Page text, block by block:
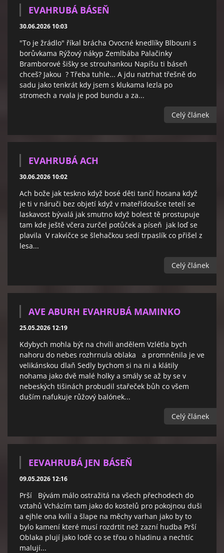
EVAHRUBÁ BÁSEŇ
30.06.2026 10:03
"To je žrádlo" říkal brácha Ovocné knedlíky Blbouni s
borůvkama Rýžový nákyp Zemlbába Palačinky
Bramborové šišky se strouhankou Napíšu ti báseň
chceš? Jakou ? Třeba tuhle... A jdu natrhat třešně do
sadu jako tenkrát kdy jsem s klukama lezla po
stromech a rvala je pod bundu a za...
Celý článek
EVAHRUBÁ ACH
30.06.2026 10:02
Ach bože jak teskno když bosé děti tančí hosana když
je ti v náruči bez objetí když v mateřídoušce tetelí se
laskavost bývalá jak smutno když bolest tě prostupuje
tam kde ještě včera zurčel potůček a píseň jak loď se
plavila V rakvičce se šlehačkou sedí trpaslík co přišel z
lesa...
Celý článek
AVE ABURH EVAHRUBÁ MAMINKO
25.05.2026 12:19
Kdybych mohla být na chvíli andělem Vzlétla bych
nahoru do nebes rozhrnula oblaka a promněnila je ve
velikánskou dlaň Sedly bychom si na ni a klátily
nohama jako dvě malé holky a smály se až by se v
nebeských tišinách probudil stařeček bůh co všem
duším nafukuje růžový balónek...
Celý článek
EEVAHRUBÁ JEN BÁSEŇ
09.05.2026 12:16
Prší Bývám málo ostražitá na všech přechodech do
vztahů Vcházím tam jako do kostelů pro pokojnou duši
a ejhle ona kvílí a šlape na měchy varhan jako by to
bylo kamení které musí rozdrtit než zazní hudba Prší
Oblaka plují jako lodě co se třou o hladinu a nechtíc
malují...